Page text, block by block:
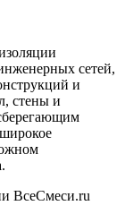
сетей,
и
стены и
ВсеСмеси.ru